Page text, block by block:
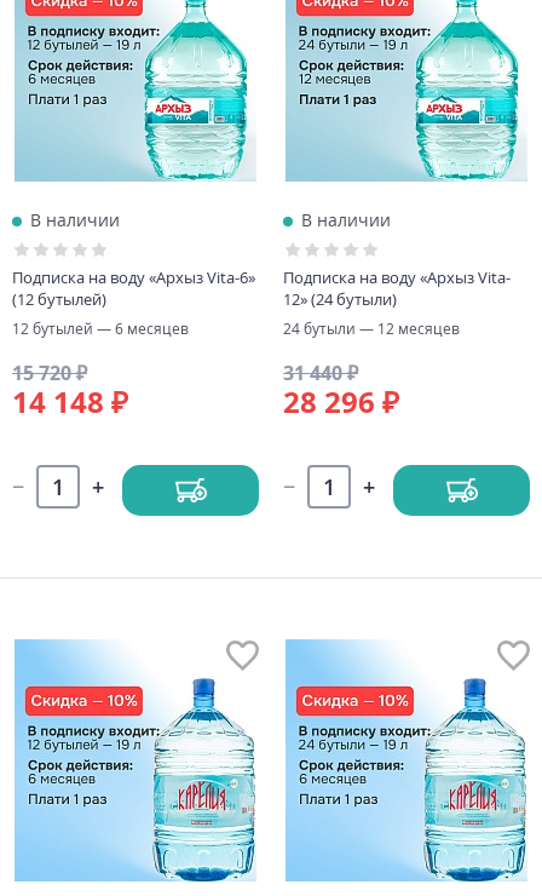
В наличии
Подписка на воду «Архыз Vita-6»
(12 бутылей)
12 бутылей — 6 месяцев
15 720 ₽
14 148 ₽
В наличии
Подписка на воду «Архыз Vita-
12» (24 бутыли)
24 бутыли — 12 месяцев
31 440 ₽
28 296 ₽